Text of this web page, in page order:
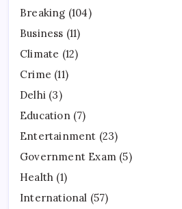
Breaking (104)
Business (11)
Climate (12)
Crime (11)
Delhi (3)
Education(7)
Entertainment (23)
Government Exam (5)
Health (1)
International (57)